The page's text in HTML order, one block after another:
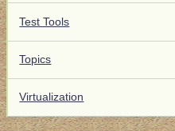
Test Tools
Topics
Virtualization